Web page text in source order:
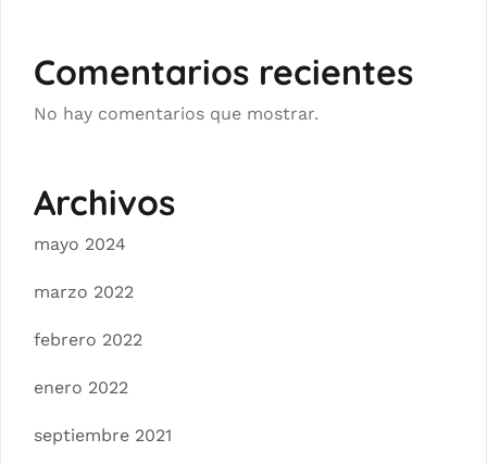
Comentarios recientes
No hay comentarios que mostrar.
Archivos
mayo 2024
marzo 2022
febrero 2022
enero 2022
septiembre 2021